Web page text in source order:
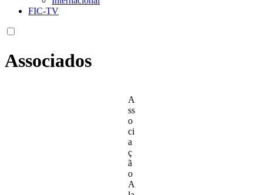
FIC-TV
Associados
A
ss
o
ci
a
ç
ã
o
A